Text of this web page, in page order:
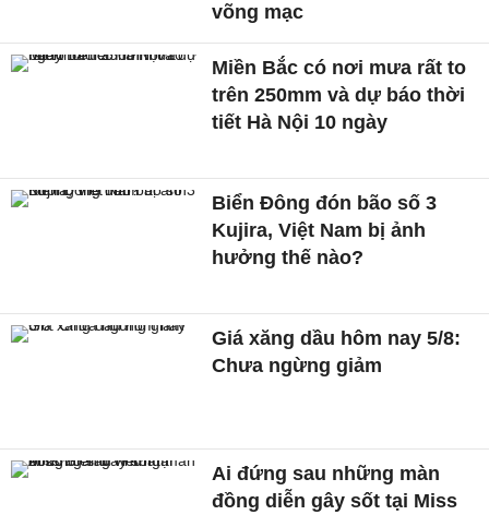
võng mạc
Miền Bắc có nơi mưa rất to
trên 250mm và dự báo thời
tiết Hà Nội 10 ngày
Biển Đông đón bão số 3
Kujira, Việt Nam bị ảnh
hưởng thế nào?
Giá xăng dầu hôm nay 5/8:
Chưa ngừng giảm
Ai đứng sau những màn
đồng diễn gây sốt tại Miss